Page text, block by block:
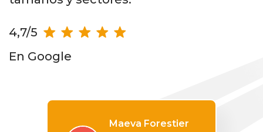
4,7/5
En Google
Maeva Forestier